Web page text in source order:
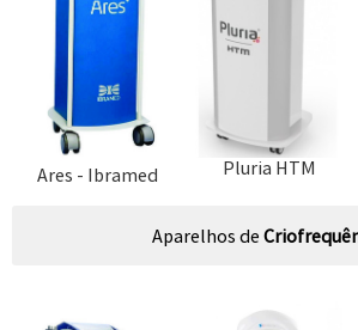
Ares - Ibramed Pluria HTM
Aparelhos de